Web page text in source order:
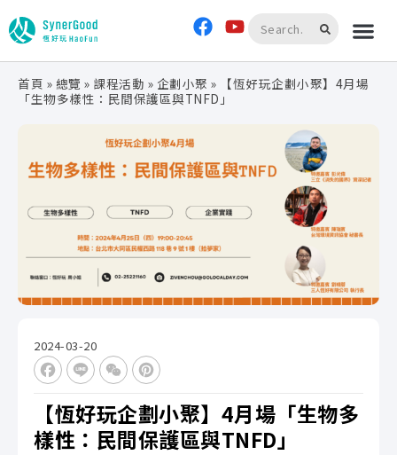
首頁 » 總覽 » 課程活動 » 企劃小聚 »
【恆好玩企劃小聚】4月場
「生物多樣性：民間保護區與TNFD」
2024-03-20
Facebook
Line WeChatPinterest
【恆好玩企劃小聚】4月場「生物多
樣性：民間保護區與TNFD」